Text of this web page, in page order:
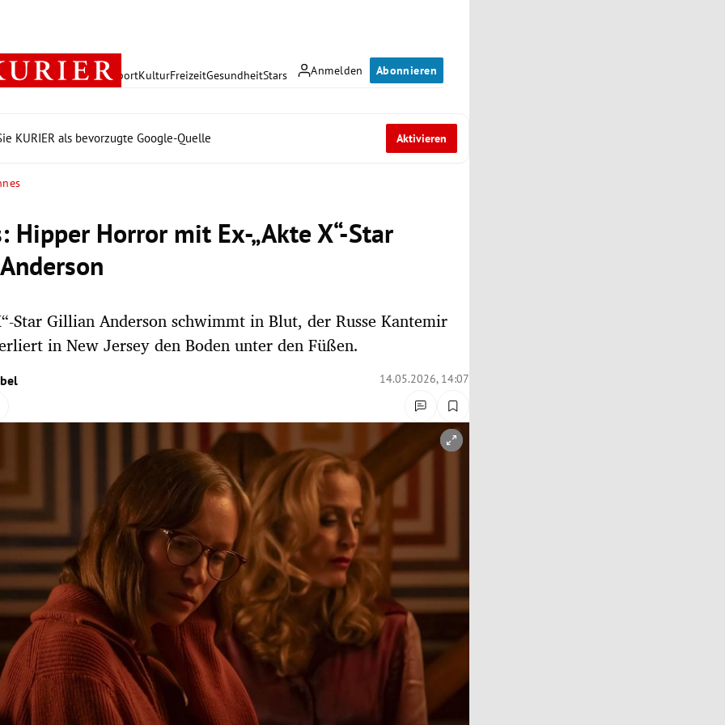
Anmelden Abonnieren
PolitikWirtschaft SportKulturFreizeitGesundheitStars
KURIER als bevorzugte Google-Quelle Aktivieren
Hipper Horror mit Ex-„Akte X“-Star
Star Gillian Anderson schwimmt in Blut, der Russe Kantemir
in New Jersey den Boden unter den Füßen.
14.05.2026, 14:07
öffnen/schließen